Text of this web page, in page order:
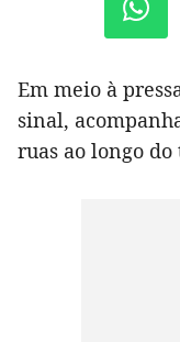
Em meio à
sinal,
ruas ao longo do